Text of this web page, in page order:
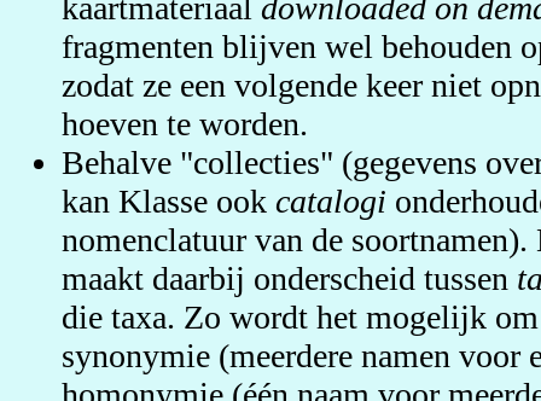
fragmenten blijven wel behouden
zodat ze een volgende keer niet
hoeven te worden.
Behalve "collecties" (gegevens
kan Klasse ook catalogi
nomenclatuur van de
maakt daarbij onderscheid tussen
die taxa. Zo wordt het mogelijk
synonymie (meerdere namen voor